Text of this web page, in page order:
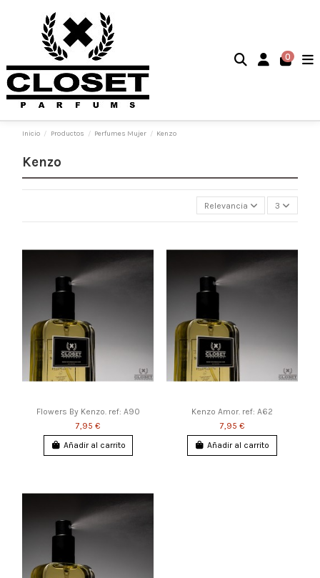
0
Inicio Productos Perfumes Mujer Kenzo
Kenzo
Relevancia 3
Flowers By Kenzo. ref: A90
7,95 €
Añadir al carrito
Kenzo Amor. ref: A62
7,95 €
Añadir al carrito